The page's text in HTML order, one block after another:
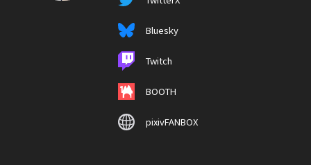
Bluesky
Twitch
BOOTH
pixivFANBOX